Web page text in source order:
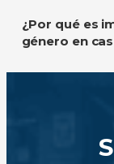
¿Por qué es
género en